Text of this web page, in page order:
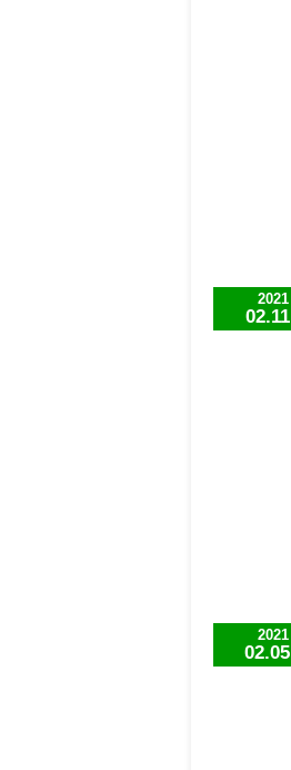
2021
02.11
2021
02.05